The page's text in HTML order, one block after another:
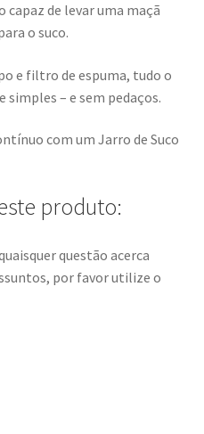
de levar uma maçã
o suco.
e filtro de espuma, tudo o
simples – e sem pedaços.
com um Jarro de Suco
produto:
questão acerca
por favor utilize o